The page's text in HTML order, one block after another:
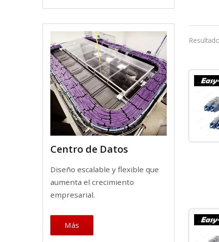
Centro de Datos
Diseño escalable y flexible que
aumenta el crecimiento
empresarial.
Más